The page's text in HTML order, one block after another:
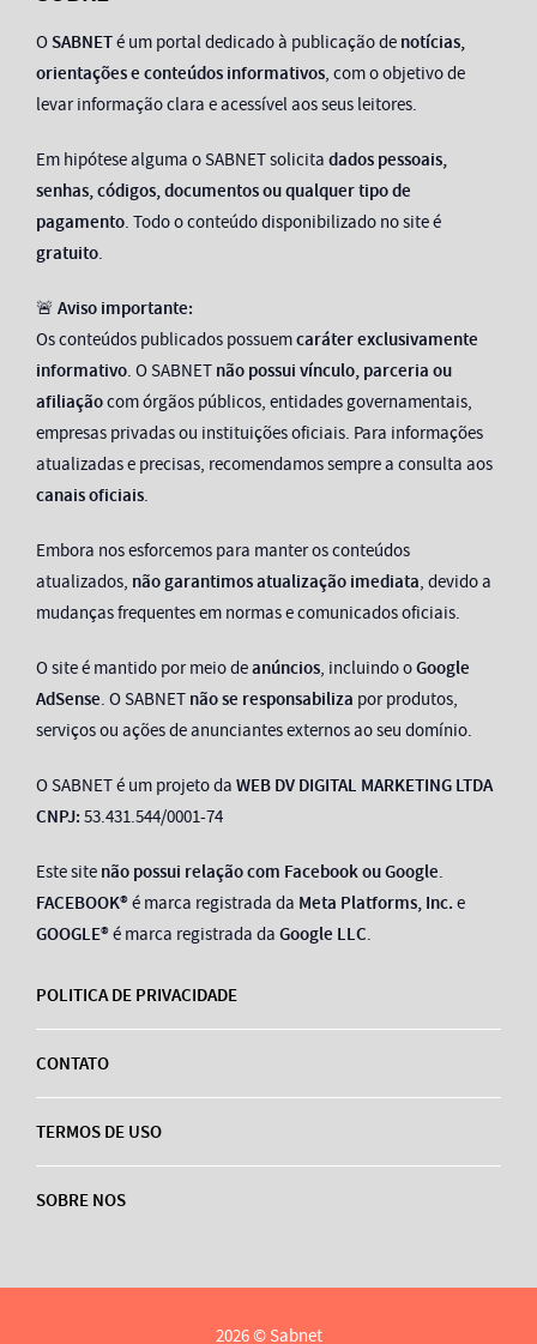
O SABNETé um portal dedicado à publicação de notícias,
orientações e conteúdos informativos, com o objetivo de
levar informação clara e acessível aos seus leitores.
Em hipótese alguma o SABNET solicita dados pessoais,
senhas, códigos, documentos ou qualquer tipo de
pagamento. Todo o conteúdo disponibilizado no site é
gratuito.
🚨 Aviso importante:
Os conteúdos publicados possuemcaráter exclusivamente
informativo. O SABNET não possui vínculo, parceria ou
afiliaçãocom órgãos públicos, entidades governamentais,
empresas privadas ou instituições oficiais. Para informações
atualizadas e precisas, recomendamos sempre a consulta aos
canais oficiais.
Embora nos esforcemos para manter os conteúdos
atualizados, não garantimos atualização imediata, devido a
mudanças frequentes em normas e comunicados oficiais.
O site é mantido por meio deanúncios, incluindo oGoogle
AdSense. O SABNET não se responsabiliza por produtos,
serviços ou ações de anunciantes externos ao seu domínio.
O SABNET é um projeto da WEB DV DIGITAL MARKETING LTDA
CNPJ: 53.431.544/0001-74
Este site não possui relação com Facebook ou Google.
FACEBOOK®é marca registrada da Meta Platforms, Inc. e
GOOGLE®é marca registrada da Google LLC.
POLITICA DE PRIVACIDADE
CONTATO
TERMOS DE USO
SOBRE NOS
2026 © Sabnet